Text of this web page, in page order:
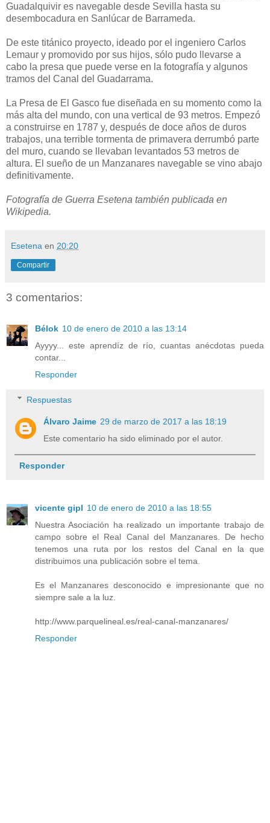
Guadalquivir es navegable desde Sevilla hasta su
desembocadura en Sanlúcar de Barrameda.
De este titánico proyecto, ideado por el ingeniero Carlos
Lemaur y promovido por sus hijos, sólo pudo llevarse a
cabo la presa que puede verse en la fotografía y algunos
tramos del Canal del Guadarrama.
La Presa de El Gasco fue diseñada en su momento como la
más alta del mundo, con una vertical de 93 metros. Empezó
a construirse en 1787 y, después de doce años de duros
trabajos, una terrible tormenta de primavera derrumbó parte
del muro, cuando se llevaban levantados 53 metros de
altura. El sueño de un Manzanares navegable se vino abajo
definitivamente.
Fotografía de Guerra Esetena también publicada en
Wikipedia.
Esetena en 20:20
Compartir
3 comentarios:
Bélok 10 de enero de 2010 a las 13:14
Ayyyy... este aprendíz de río, cuantas anécdotas pueda
contar...
Responder
Respuestas
Álvaro Jaime 29 de marzo de 2017 a las 18:19
Este comentario ha sido eliminado por el autor.
Responder
vicente gipl 10 de enero de 2010 a las 18:55
Nuestra Asociación ha realizado un importante trabajo de
campo sobre el Real Canal del Manzanares. De hecho
tenemos una ruta por los restos del Canal en la que
distribuimos una publicación sobre el tema.
Es el Manzanares desconocido e impresionante que no
siempre sale a la luz.
http://www.parquelineal.es/real-canal-manzanares/
Responder